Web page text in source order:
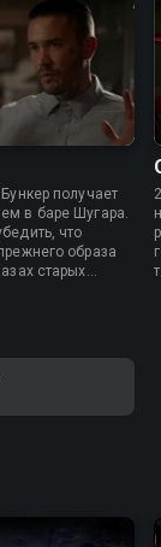
получает
в баре Шугара.
что
образа
старых